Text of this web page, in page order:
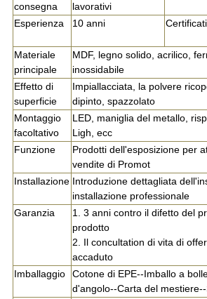
consegna
lavorativi
Esperienza 10 anni Certificati
Materiale
principale
MDF, legno solido, acrilico,
inossidabile
Effetto di
superficie
Impiallacciata, la polvere
dipinto, spazzolato
Montaggio
facoltativo
LED, maniglia del metallo,
Ligh, ecc
Funzione
Prodotti dell'esposizione per
vendite di Promot
Installazione Introduzione dettagliata
installazione professionale
Garanzia
1. 3 anni contro il difetto del
prodotto
2. Il concultation di vita di
accaduto
Imballaggio
Cotone di EPE--Imballo a
d'angolo--Carta del